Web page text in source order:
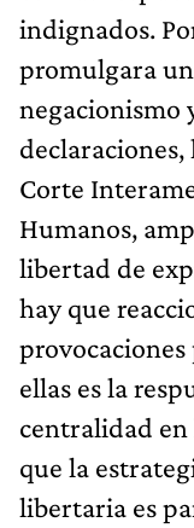
indignados.
promulgara
negacionismo
Corte
Humanos,
libertad de
hay que
provocaciones
ellas es la
centralidad en
que la
libertaria es